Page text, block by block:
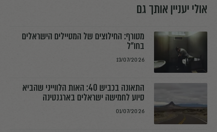
אולי יעניין אותך גם
מטורף: החילוצים של המטיילים הישראלים
בחו"ל
13/07/2026
התאונה בכביש 40: האות הלווייני שהביא
סיוע לחמישה ישראלים בארגנטינה
01/07/2026